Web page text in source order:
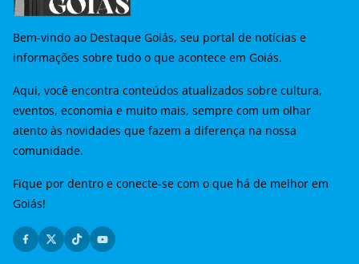
Bem-vindo ao Destaque Goiás, seu portal de notícias e
informações sobre tudo o que acontece em Goiás.
Aqui, você encontra conteúdos atualizados sobre cultura,
eventos, economia e muito mais, sempre com um olhar
atento às novidades que fazem a diferença na nossa
comunidade.
Fique por dentro e conecte-se com o que há de melhor em
Goiás!